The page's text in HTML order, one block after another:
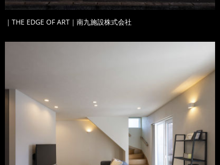
｜THE EDGE OF ART｜南九施設株式会社